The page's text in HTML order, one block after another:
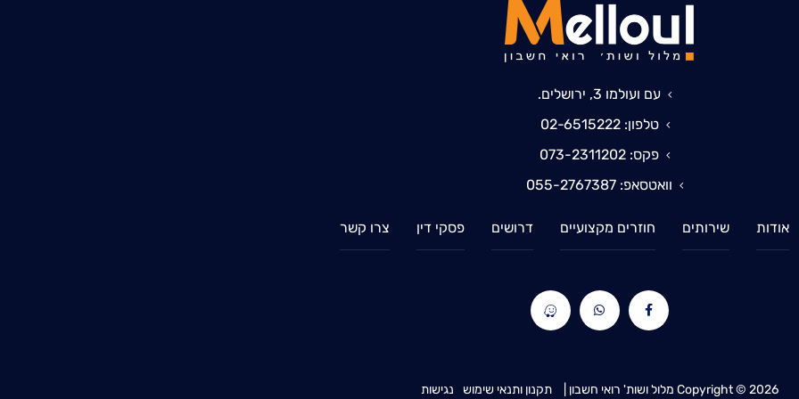
עם ועולמו 3, ירושלים.
טלפון: 02-6515222
פקס: 073-2311202
וואטסאפ: 055-2767387
אודות שירותים חוזרים מקצועיים דרושים פסקי דין צרו קשר
Copyright © 2026 מלול ושות' רואי חשבון | תקנון ותנאי שימוש נגישות